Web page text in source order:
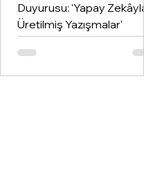
Duyurusu: 'Yapay Zekâyla
Üretilmiş Yazışmalar'